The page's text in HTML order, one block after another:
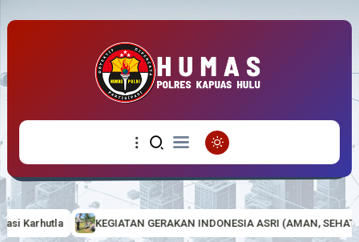
GERAKAN INDONESIA ASRI (AMAN, SEHAT, RESIK DAN INDAH) DI